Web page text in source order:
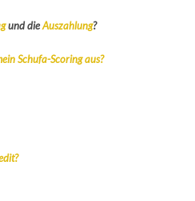
und dieAuszahlung?
Schufa-Scoring aus?